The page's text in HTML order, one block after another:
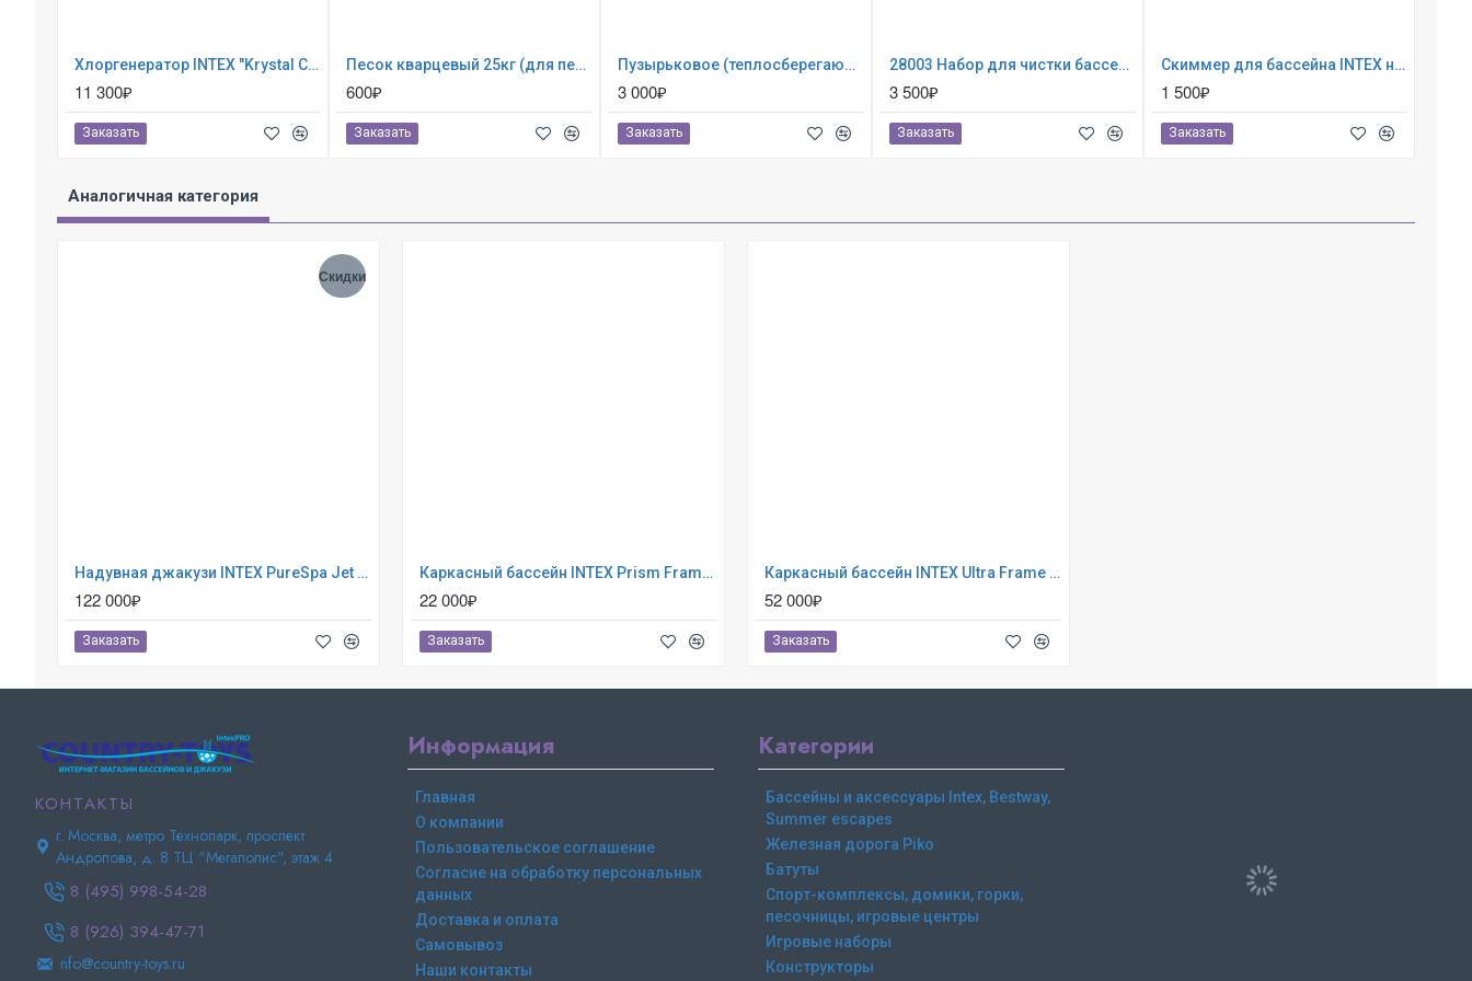
Хлоргенератор INTEX "Krystal Clear saltwater system" ; артикул 26668
11 300₽
Заказать
Песок кварцевый 25кг (для песочных фильтр-насосов) 0024
600₽
Заказать
Пузырьковое (теплосберегающее) покрывало INTEX для бассейна 5.49 х 2.74 м ; артикул 28016
3 000₽
Заказать
28003 Набор для чистки бассейна от 549 см (ручка 279 см, сачок, пылесос, щетка, шланг)
3 500₽
Заказать
Скиммер для бассейна INTEX навесной ; артикул 28000
1 500₽
Заказать
Аналогичная категория
Скидки
Надувная джакузи INTEX PureSpa Jet and Bubble Deluxe 218x71см-6 персон ; артикул 28462
122 000₽
Заказать
Каркасный бассейн INTEX Prism Frame (круг) 3.66 х 1.22 м ; артикул 26718
22 000₽
Заказать
Каркасный бассейн INTEX Ultra Frame XTR (круг) 4.88 х 1.22 м ; артикул 26326
52 000₽
Заказать
КОНТАКТЫ
г. Москва, метро Технопарк, проспект
Андропова, д. 8 ТЦ "Мегаполис", этаж 4.
8 (495) 998-54-28
8 (926) 394-47-71
nfo@country-toys.ru
Информация
Главная
О компании
Пользовательское соглашение
Согласие на обработку персональных
данных
Доставка и оплата
Самовывоз
Наши контакты
Категории
Бассейны и аксессуары Intex, Bestway,
Summer escapes
Железная дорога Piko
Батуты
Спорт-комплексы, домики, горки,
песочницы, игровые центры
Игровые наборы
Конструкторы